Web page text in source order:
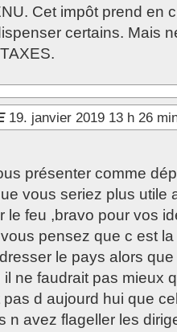
Cet impôt prend en
certains. Mais
19. janvier 2019 13 h 26
présenter comme
vous seriez plus utile
le feu ,bravo pour vos
pensez que c est
le pays alors
il ne faudrait pas mieux
d aujourd hui que
n avez flageller les